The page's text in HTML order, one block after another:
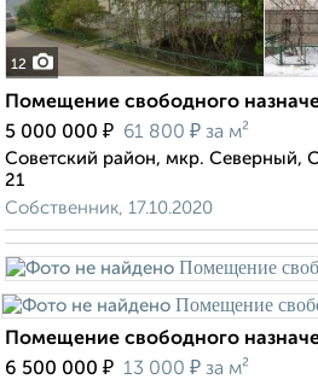
12
Помещение свободного
5 000 000 ₽ 61 800 ₽ за м²
Советский район, мкр. Северный,
21
Собственник, 17.10.2020
Помещение свободного
6 500 000 ₽ 13 000 ₽ за м²